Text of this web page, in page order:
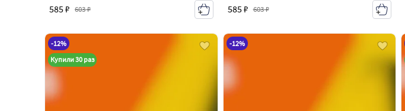
585 ₽ 603 ₽ 585 ₽ 603 ₽
-12%
Купили 30 раз
-12%